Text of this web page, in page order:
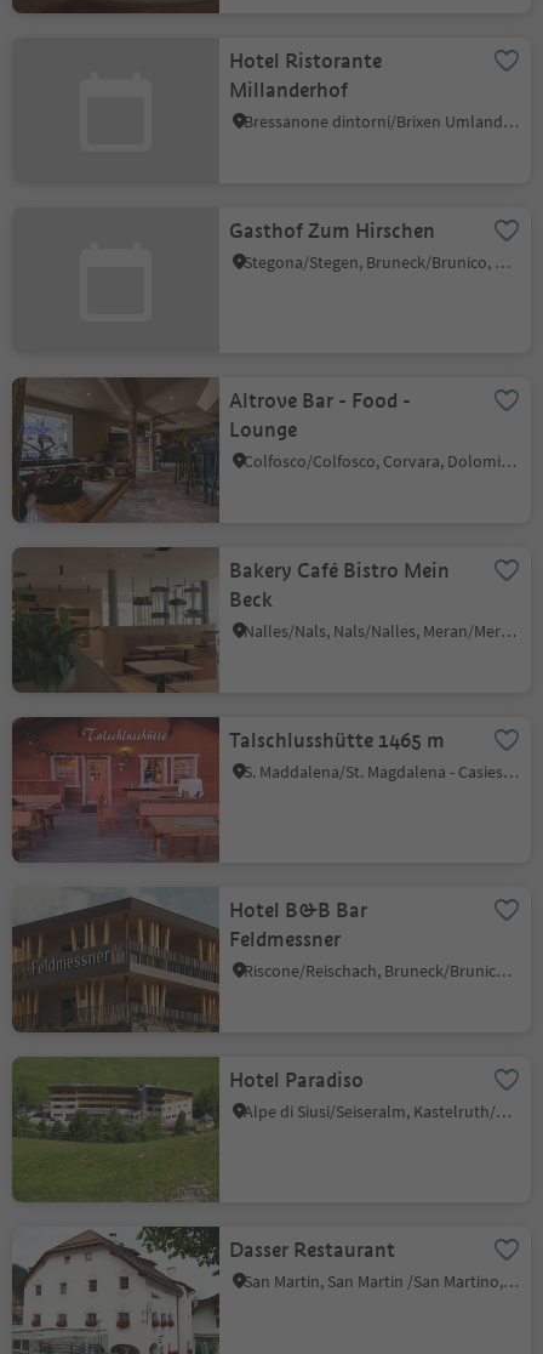
Hotel Ristorante
Millanderhof
Bressanone dintorni/Brixen Umland, Brixen/Bressanone, Brixen/Bressanone and environs
Gasthof Zum Hirschen
Stegona/Stegen, Bruneck/Brunico, Dolomites Region Kronplatz/Plan de Corones
Altrove Bar - Food -
Lounge
Colfosco/Colfosco, Corvara, Dolomites Region Alta Badia
Bakery Café Bistro Mein
Beck
Nalles/Nals, Nals/Nalles, Meran/Merano and environs
Talschlusshütte 1465 m
S. Maddalena/St. Magdalena - Casies/Gsies, Gsies/Valle di Casies
Hotel B&B Bar
Feldmessner
Riscone/Reischach, Bruneck/Brunico, Dolomites Region Kronplatz/Plan de Corones
Hotel Paradiso
Alpe di Siusi/Seiseralm, Kastelruth/Castelrotto, Dolomites Region Seiser Alm
Dasser Restaurant
San Martin, San Martin /San Martino, Dolomites Region Kronplatz/Plan de Corones